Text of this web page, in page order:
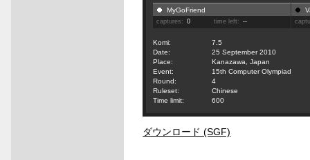
MyGoFriend
captures: 0 time left: --
Komi:
7.5
Date:
25 September 2010
Place:
Kanazawa, Japan
Event:
15th Computer Olympiad
Round:
4
Ruleset:
Chinese
Time limit:
600
ダウンロード (SGF)